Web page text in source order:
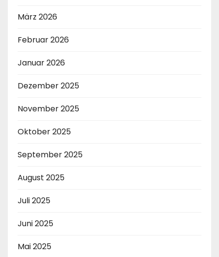
März 2026
Februar 2026
Januar 2026
Dezember 2025
November 2025
Oktober 2025
September 2025
August 2025
Juli 2025
Juni 2025
Mai 2025